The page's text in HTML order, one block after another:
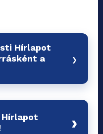
Hírlapot
a
›
Hírlapot
›